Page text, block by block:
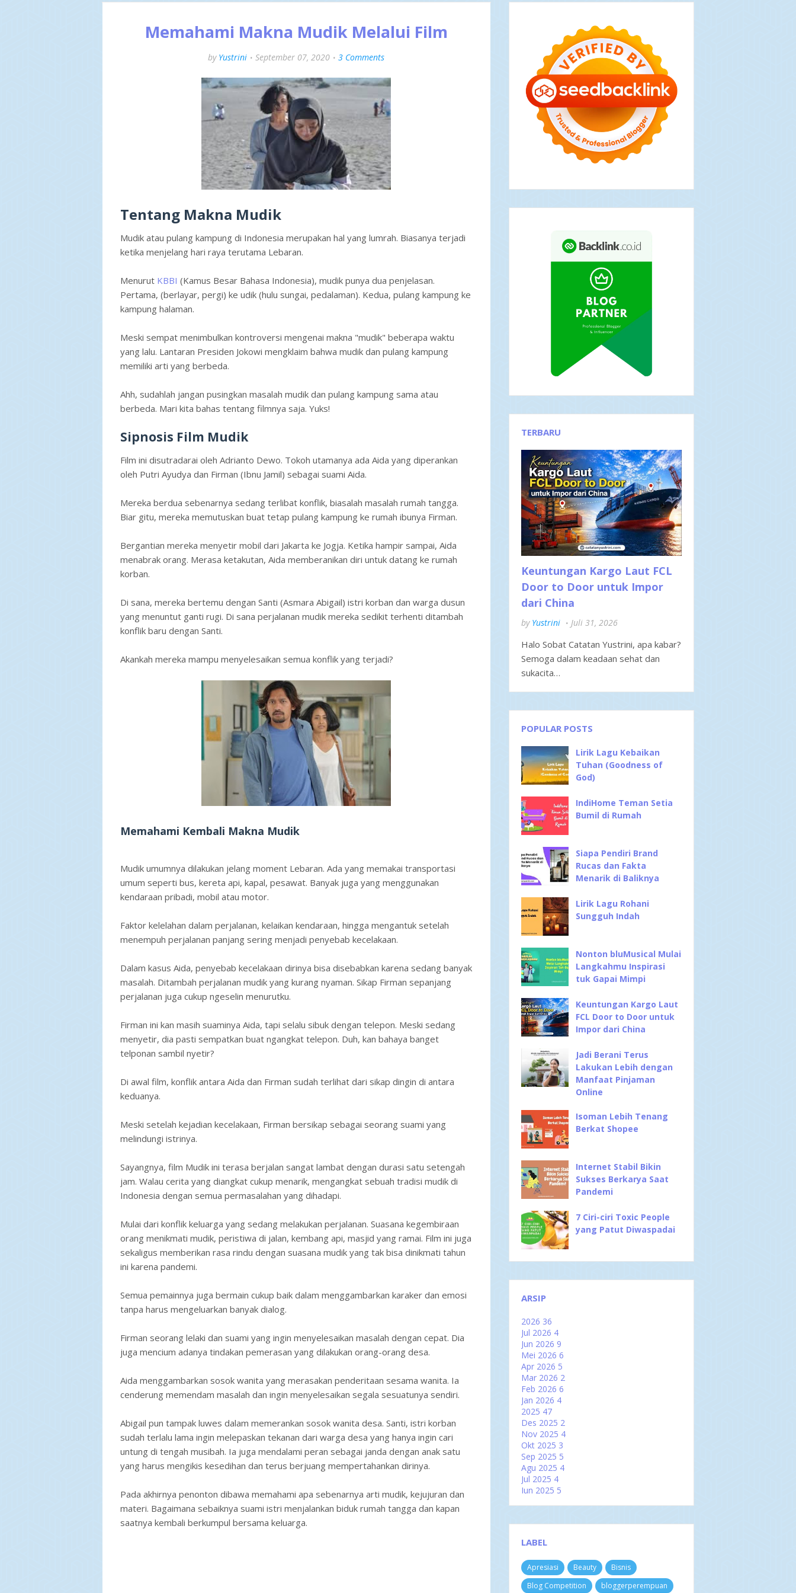
Memahami Makna Mudik Melalui Film
by Yustrini September 07, 2020 3 Comments
Tentang Makna Mudik
Mudik atau pulang kampung di Indonesia merupakan hal yang lumrah. Biasanya terjadi
ketika menjelang hari raya terutama Lebaran.
Menurut KBBI (Kamus Besar Bahasa Indonesia), mudik punya dua penjelasan.
Pertama, (berlayar, pergi) ke udik (hulu sungai, pedalaman). Kedua, pulang kampung ke
kampung halaman.
Meski sempat menimbulkan kontroversi mengenai makna "mudik" beberapa waktu
yang lalu. Lantaran Presiden Jokowi mengklaim bahwa mudik dan pulang kampung
memiliki arti yang berbeda.
Ahh, sudahlah jangan pusingkan masalah mudik dan pulang kampung sama atau
berbeda. Mari kita bahas tentang filmnya saja. Yuks!
Sipnosis Film Mudik
Film ini disutradarai oleh Adrianto Dewo. Tokoh utamanya ada Aida yang diperankan
oleh Putri Ayudya dan Firman (Ibnu Jamil) sebagai suami Aida.
Mereka berdua sebenarnya sedang terlibat konflik, biasalah masalah rumah tangga.
Biar gitu, mereka memutuskan buat tetap pulang kampung ke rumah ibunya Firman.
Bergantian mereka menyetir mobil dari Jakarta ke Jogja. Ketika hampir sampai, Aida
menabrak orang. Merasa ketakutan, Aida memberanikan diri untuk datang ke rumah
korban.
Di sana, mereka bertemu dengan Santi (Asmara Abigail) istri korban dan warga dusun
yang menuntut ganti rugi. Di sana perjalanan mudik mereka sedikit terhenti ditambah
konflik baru dengan Santi.
Akankah mereka mampu menyelesaikan semua konflik yang terjadi?
Memahami Kembali Makna Mudik
Mudik umumnya dilakukan jelang moment Lebaran. Ada yang memakai transportasi
umum seperti bus, kereta api, kapal, pesawat. Banyak juga yang menggunakan
kendaraan pribadi, mobil atau motor.
Faktor kelelahan dalam perjalanan, kelaikan kendaraan, hingga mengantuk setelah
menempuh perjalanan panjang sering menjadi penyebab kecelakaan.
Dalam kasus Aida, penyebab kecelakaan dirinya bisa disebabkan karena sedang banyak
masalah. Ditambah perjalanan mudik yang kurang nyaman. Sikap Firman sepanjang
perjalanan juga cukup ngeselin menurutku.
Firman ini kan masih suaminya Aida, tapi selalu sibuk dengan telepon. Meski sedang
menyetir, dia pasti sempatkan buat ngangkat telepon. Duh, kan bahaya banget
telponan sambil nyetir?
Di awal film, konflik antara Aida dan Firman sudah terlihat dari sikap dingin di antara
keduanya.
Meski setelah kejadian kecelakaan, Firman bersikap sebagai seorang suami yang
melindungi istrinya.
Sayangnya, film Mudik ini terasa berjalan sangat lambat dengan durasi satu setengah
jam. Walau cerita yang diangkat cukup menarik, mengangkat sebuah tradisi mudik di
Indonesia dengan semua permasalahan yang dihadapi.
Mulai dari konflik keluarga yang sedang melakukan perjalanan. Suasana kegembiraan
orang menikmati mudik, peristiwa di jalan, kembang api, masjid yang ramai. Film ini juga
sekaligus memberikan rasa rindu dengan suasana mudik yang tak bisa dinikmati tahun
ini karena pandemi.
Semua pemainnya juga bermain cukup baik dalam menggambarkan karaker dan emosi
tanpa harus mengeluarkan banyak dialog.
Firman seorang lelaki dan suami yang ingin menyelesaikan masalah dengan cepat. Dia
juga mencium adanya tindakan pemerasan yang dilakukan orang-orang desa.
Aida menggambarkan sosok wanita yang merasakan penderitaan sesama wanita. Ia
cenderung memendam masalah dan ingin menyelesaikan segala sesuatunya sendiri.
Abigail pun tampak luwes dalam memerankan sosok wanita desa. Santi, istri korban
sudah terlalu lama ingin melepaskan tekanan dari warga desa yang hanya ingin cari
untung di tengah musibah. Ia juga mendalami peran sebagai janda dengan anak satu
yang harus mengikis kesedihan dan terus berjuang mempertahankan dirinya.
Pada akhirnya penonton dibawa memahami apa sebenarnya arti mudik, kejujuran dan
materi. Bagaimana sebaiknya suami istri menjalankan biduk rumah tangga dan kapan
saatnya kembali berkumpul bersama keluarga.
TERBARU
Keuntungan Kargo Laut FCL
Door to Door untuk Impor
dari China
by Yustrini Juli 31, 2026
Halo Sobat Catatan Yustrini, apa kabar?
Semoga dalam keadaan sehat dan
sukacita…
POPULAR POSTS
Lirik Lagu Kebaikan
Tuhan (Goodness of
God)
IndiHome Teman Setia
Bumil di Rumah
Siapa Pendiri Brand
Rucas dan Fakta
Menarik di Baliknya
Lirik Lagu Rohani
Sungguh Indah
Nonton bluMusical Mulai
Langkahmu Inspirasi
tuk Gapai Mimpi
Keuntungan Kargo Laut
FCL Door to Door untuk
Impor dari China
Jadi Berani Terus
Lakukan Lebih dengan
Manfaat Pinjaman
Online
Isoman Lebih Tenang
Berkat Shopee
Internet Stabil Bikin
Sukses Berkarya Saat
Pandemi
7 Ciri-ciri Toxic People
yang Patut Diwaspadai
ARSIP
2026 36
Jul 2026 4
Jun 2026 9
Mei 2026 6
Apr 2026 5
Mar 2026 2
Feb 2026 6
Jan 2026 4
2025 47
Des 2025 2
Nov 2025 4
Okt 2025 3
Sep 2025 5
Agu 2025 4
Jul 2025 4
Jun 2025 5
Mar 20256
Jan 2025
202460
Des 2024 3
Nov 20244
LABEL
Apresiasi Beauty
Bisnis
Blog Competition
bloggerperempuan